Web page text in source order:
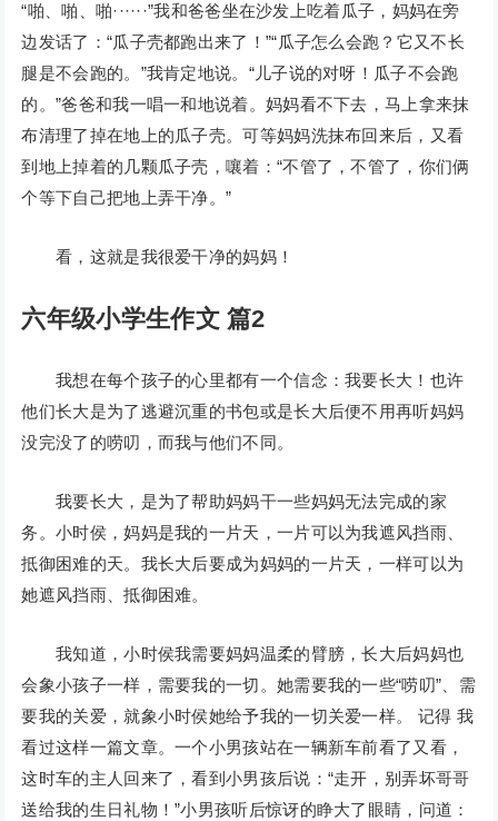
“啪、啪、啪······”我和爸爸坐在沙发上吃着瓜子，妈妈在旁
边发话了：“瓜子壳都跑出来了！”“瓜子怎么会跑？它又不长
腿是不会跑的。”我肯定地说。“儿子说的对呀！瓜子不会跑
的。”爸爸和我一唱一和地说着。妈妈看不下去，马上拿来抹
布清理了掉在地上的瓜子壳。可等妈妈洗抹布回来后，又看
到地上掉着的几颗瓜子壳，嚷着：“不管了，不管了，你们俩
个等下自己把地上弄干净。”
看，这就是我很爱干净的妈妈！
六年级小学生作文 篇2
我想在每个孩子的心里都有一个信念：我要长大！也许
他们长大是为了逃避沉重的书包或是长大后便不用再听妈妈
没完没了的唠叨，而我与他们不同。
我要长大，是为了帮助妈妈干一些妈妈无法完成的家
务。小时侯，妈妈是我的一片天，一片可以为我遮风挡雨、
抵御困难的天。我长大后要成为妈妈的一片天，一样可以为
她遮风挡雨、抵御困难。
我知道，小时侯我需要妈妈温柔的臂膀，长大后妈妈也
会象小孩子一样，需要我的一切。她需要我的一些“唠叨”、需
要我的关爱，就象小时侯她给予我的一切关爱一样。 记得 我
看过这样一篇文章。一个小男孩站在一辆新车前看了又看，
这时车的主人回来了，看到小男孩后说：“走开，别弄坏哥哥
送给我的生日礼物！”小男孩听后惊讶的睁大了眼睛，问道：